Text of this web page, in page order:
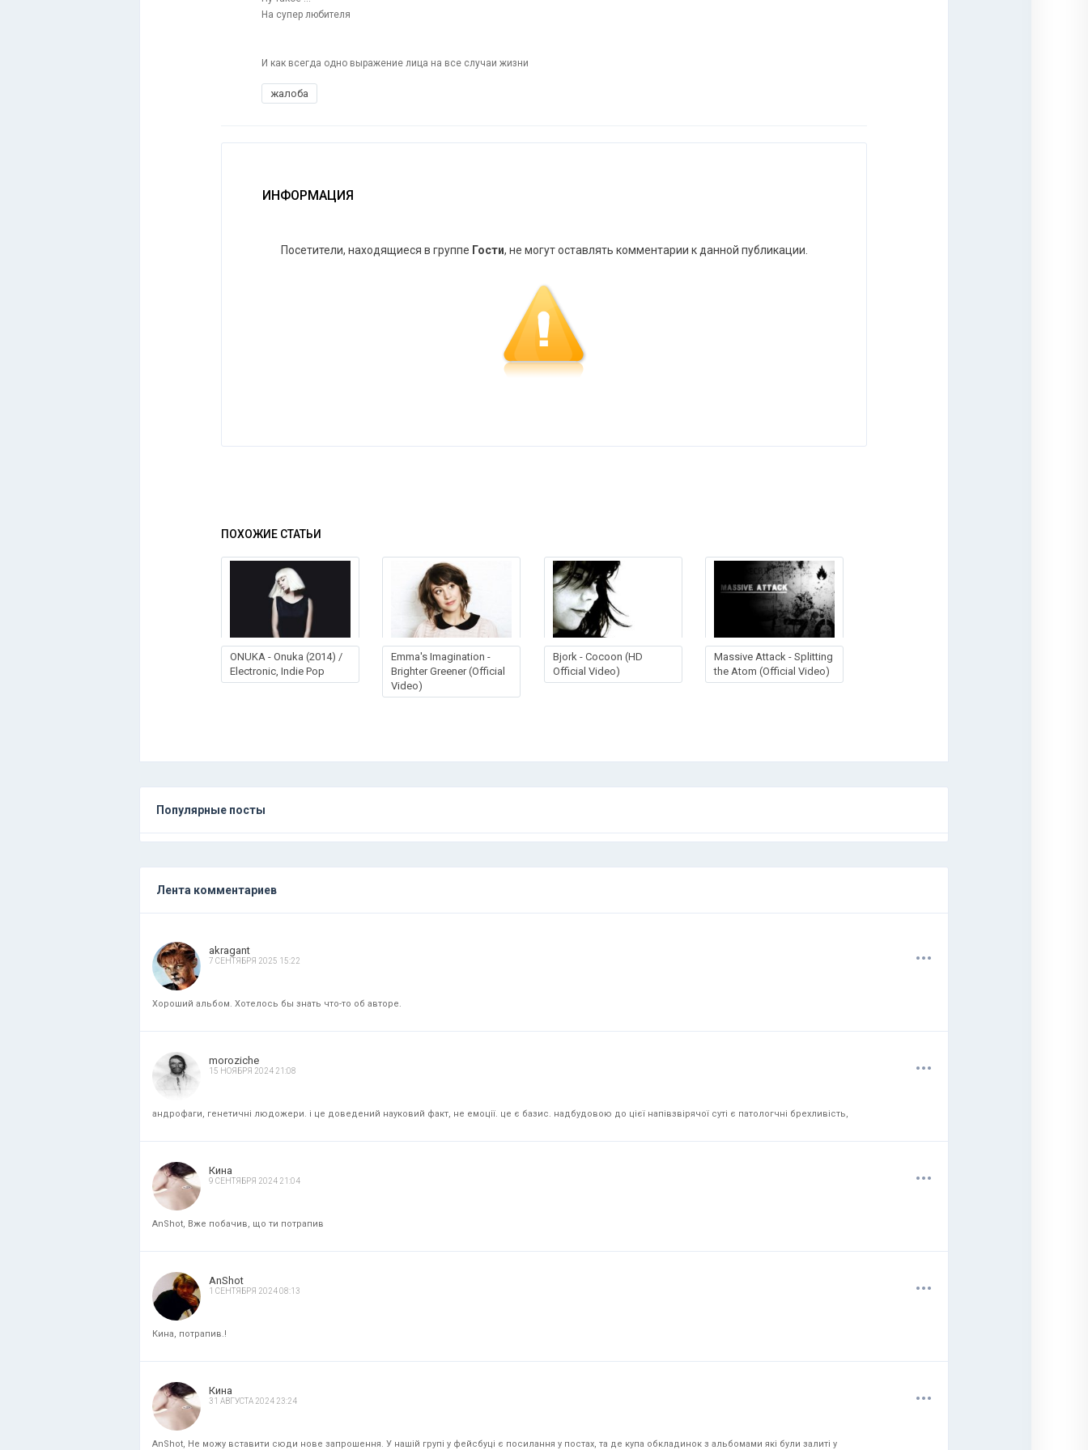
На супер любителя
И как всегда одно выражение лица на все случаи жизни
жалоба
ИНФОРМАЦИЯ
Посетители, находящиеся в группе Гости, не могут оставлять комментарии к данной публикации.
ПОХОЖИЕ СТАТЬИ
ONUKA - Onuka (2014) /
Electronic, Indie Pop
Emma's Imagination -
Brighter Greener (Official
Video)
Bjork - Cocoon (HD
Official Video)
Massive Attack - Splitting
the Atom (Official Video)
Популярные посты
Лента комментариев
akragant
7 СЕНТЯБРЯ 2025 15:22 ...
Хороший альбом. Хотелось бы знать что-то об авторе.
moroziche
15 НОЯБРЯ 2024 21:08 ...
андрофаги, генетичні людожери. і це доведений науковий факт, не емоції. це є базис. надбудовою до цієї напівзвірячої суті є патологчні брехливість,
Кина
9 СЕНТЯБРЯ 2024 21:04 ...
AnShot, Вже побачив, що ти потрапив
AnShot
1 СЕНТЯБРЯ 2024 08:13 ...
Кина, потрапив.!
Кина
31 АВГУСТА 2024 23:24 ...
AnShot, Не можу вставити сюди нове запрошення. У нашій групі у фейсбуці є посилання у постах, та де купа обкладинок з альбомами які були залиті у